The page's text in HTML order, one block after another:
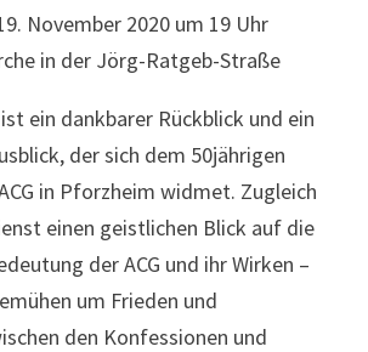
November 2020 um 19 Uhr
in der Jörg-Ratgeb-Straße
ein dankbarer Rückblick und ein
der sich dem 50jährigen
in Pforzheim widmet. Zugleich
einen geistlichen Blick auf die
der ACG und ihr Wirken –
um Frieden und
den Konfessionen und